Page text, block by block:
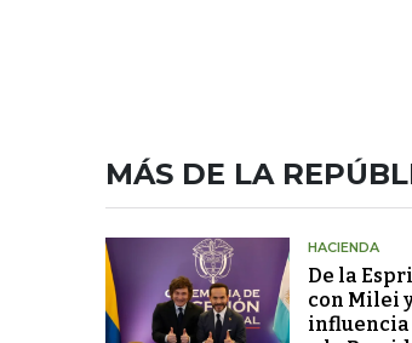
MÁS DE LA
HACIENDA
De la
con Milei
influencia